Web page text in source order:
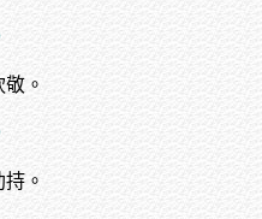
。
。